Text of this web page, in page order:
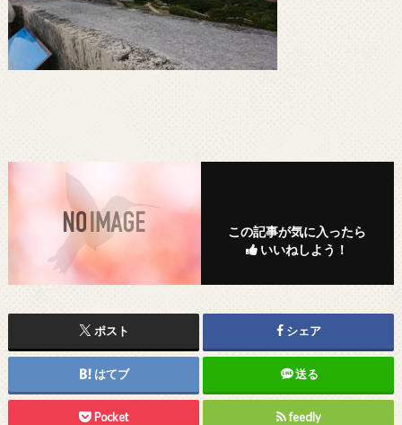
この記事が気に入ったら
いいねしよう！
ポスト シェア
はてブ 送る
Pocket feedly